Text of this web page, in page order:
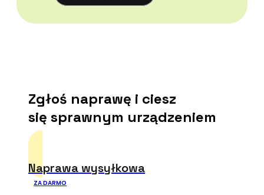
Zgłoś naprawę i ciesz
się sprawnym urządzeniem
Naprawa wysyłkowa
ZA DARMO